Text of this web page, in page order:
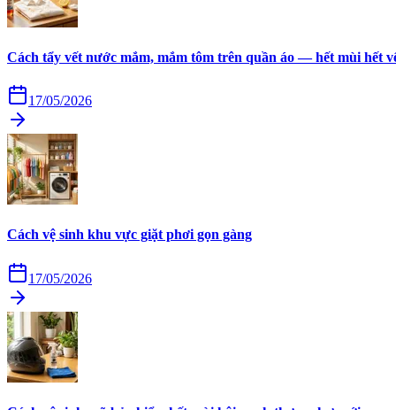
Cách tẩy vết nước mắm, mắm tôm trên quần áo — hết mùi hết
17/05/2026
Cách vệ sinh khu vực giặt phơi gọn gàng
17/05/2026